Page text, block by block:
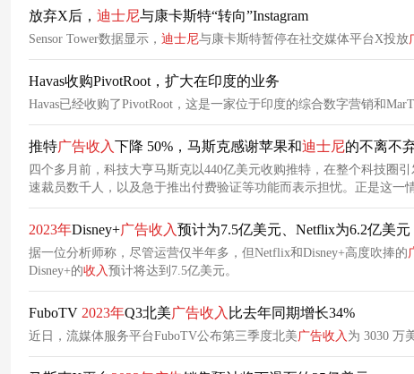
放弃X后， 迪士尼与康卡斯特“转向”Instagram
Sensor Tower数据显示， 迪士尼与康卡斯特暂停在社交媒体平台X投放
Havas收购PivotRoot，扩大在印度的业务
Havas已经收购了PivotRoot，这是一家位于印度的综合数字营销和
推特广告收入下降 50%，马斯克感谢苹果和迪士尼的不离不
四个多月前，科技大亨马斯克以440亿美元收购推特，在整个科技圈引发了热议。 但随后，推特的企业广告商纷纷逃离，原因是他们
速裁员数千人，以及急于推出付费验证等功能而表示担忧。正是这一
2023年Disney+广告收入预计为7.5亿美元、Netflix为6.2亿美元
据一位分析师称，尽管运营仅半年多，但Netflix和Disney+高度吹捧的
Disney+的收入预计将达到7.5亿美元。
FuboTV 2023年Q3北美广告收入 比去年同期增长34%
近日，流媒体服务平台FuboTV公布第三季度北美广告收入 为 3030 万